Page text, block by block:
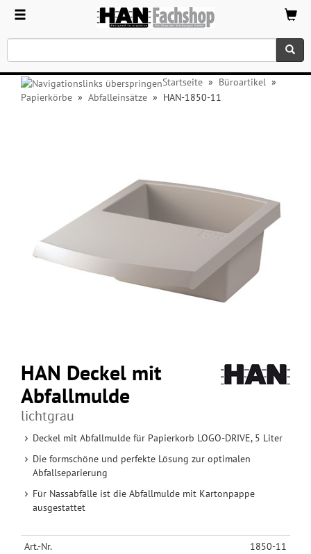
Startseite » Büroartikel »
Papierkörbe » Abfalleinsätze » HAN-1850-11
HAN Deckel mit
Abfallmulde
lichtgrau
Deckel mit Abfallmulde für Papierkorb LOGO-DRIVE, 5 Liter
Die formschöne und perfekte Lösung zur optimalen
Abfallseparierung
Für Nassabfälle ist die Abfallmulde mit Kartonpappe
ausgestattet
Art.-Nr.
1850-11